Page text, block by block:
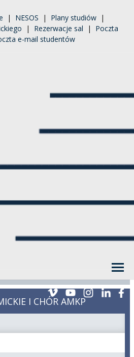
| NESOS | Plany studiów |
| Rezerwacje sal | Poczta
e-mail studentów
I CHÓR AMKP